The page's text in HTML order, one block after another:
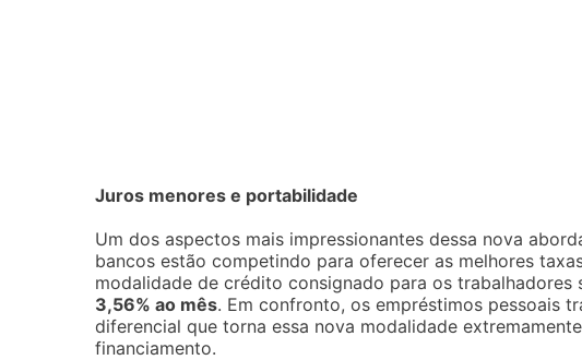
Juros menores e portabilidade
Um dos aspectos mais impressionantes dessa nova
bancos estão competindo para oferecer as melhores
modalidade de crédito consignado para os trabalhadores
3,56% ao mês. Em confronto, os empréstimos pessoais
diferencial que torna essa nova modalidade
financiamento.